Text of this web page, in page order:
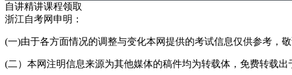
自讲精讲课程领取
浙江自考网申明：
(一)由于各方面情况的调整与变化本网提供的考试信息仅供参考，
(二）本网注明信息来源为其他媒体的稿件均为转载体，免费转载